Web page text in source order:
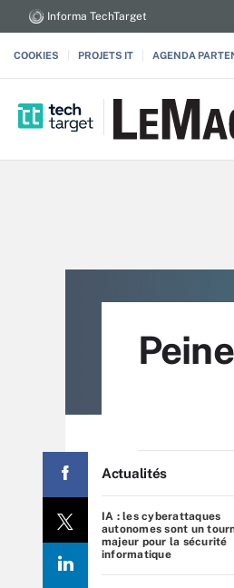
Informa TechTarget
COOKIES PROJETS IT AGENDA
Actualités
IA : les cyberattaques
autonomes sont un
majeur pour la sécurité
informatique